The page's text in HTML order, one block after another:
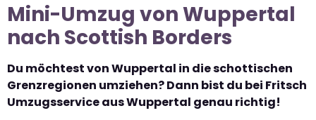
Mini-Umzug von Wuppertal
nach Scottish Borders
Du möchtest von Wuppertal in die schottischen
Grenzregionen umziehen? Dann bist du bei Fritsch
Umzugsservice aus Wuppertal genau richtig!